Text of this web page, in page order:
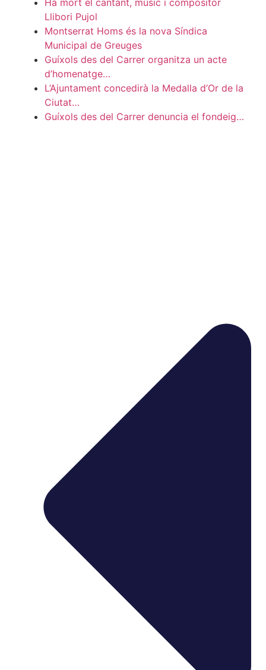
Ha mort el cantant, músic i compositor
Llibori Pujol
Montserrat Homs és la nova Síndica
Municipal de Greuges
Guíxols des del Carrer organitza un acte
d’homenatge…
L’Ajuntament concedirà la Medalla d’Or de la
Ciutat…
Guíxols des del Carrer denuncia el fondeig…